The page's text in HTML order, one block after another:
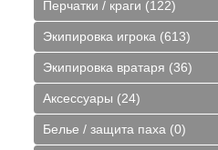
(Ледовая
CCM Ft 350 Jr L (Ледовая
арена Купчино)
6300 руб.
Перчатки / краги (122)
Экипировка игрока (613)
Экипировка вратаря (36)
Аксессуары (24)
Белье / защита паха (0)